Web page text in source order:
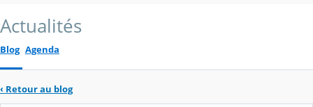
Actualités
Blog Agenda
‹ Retour au blog